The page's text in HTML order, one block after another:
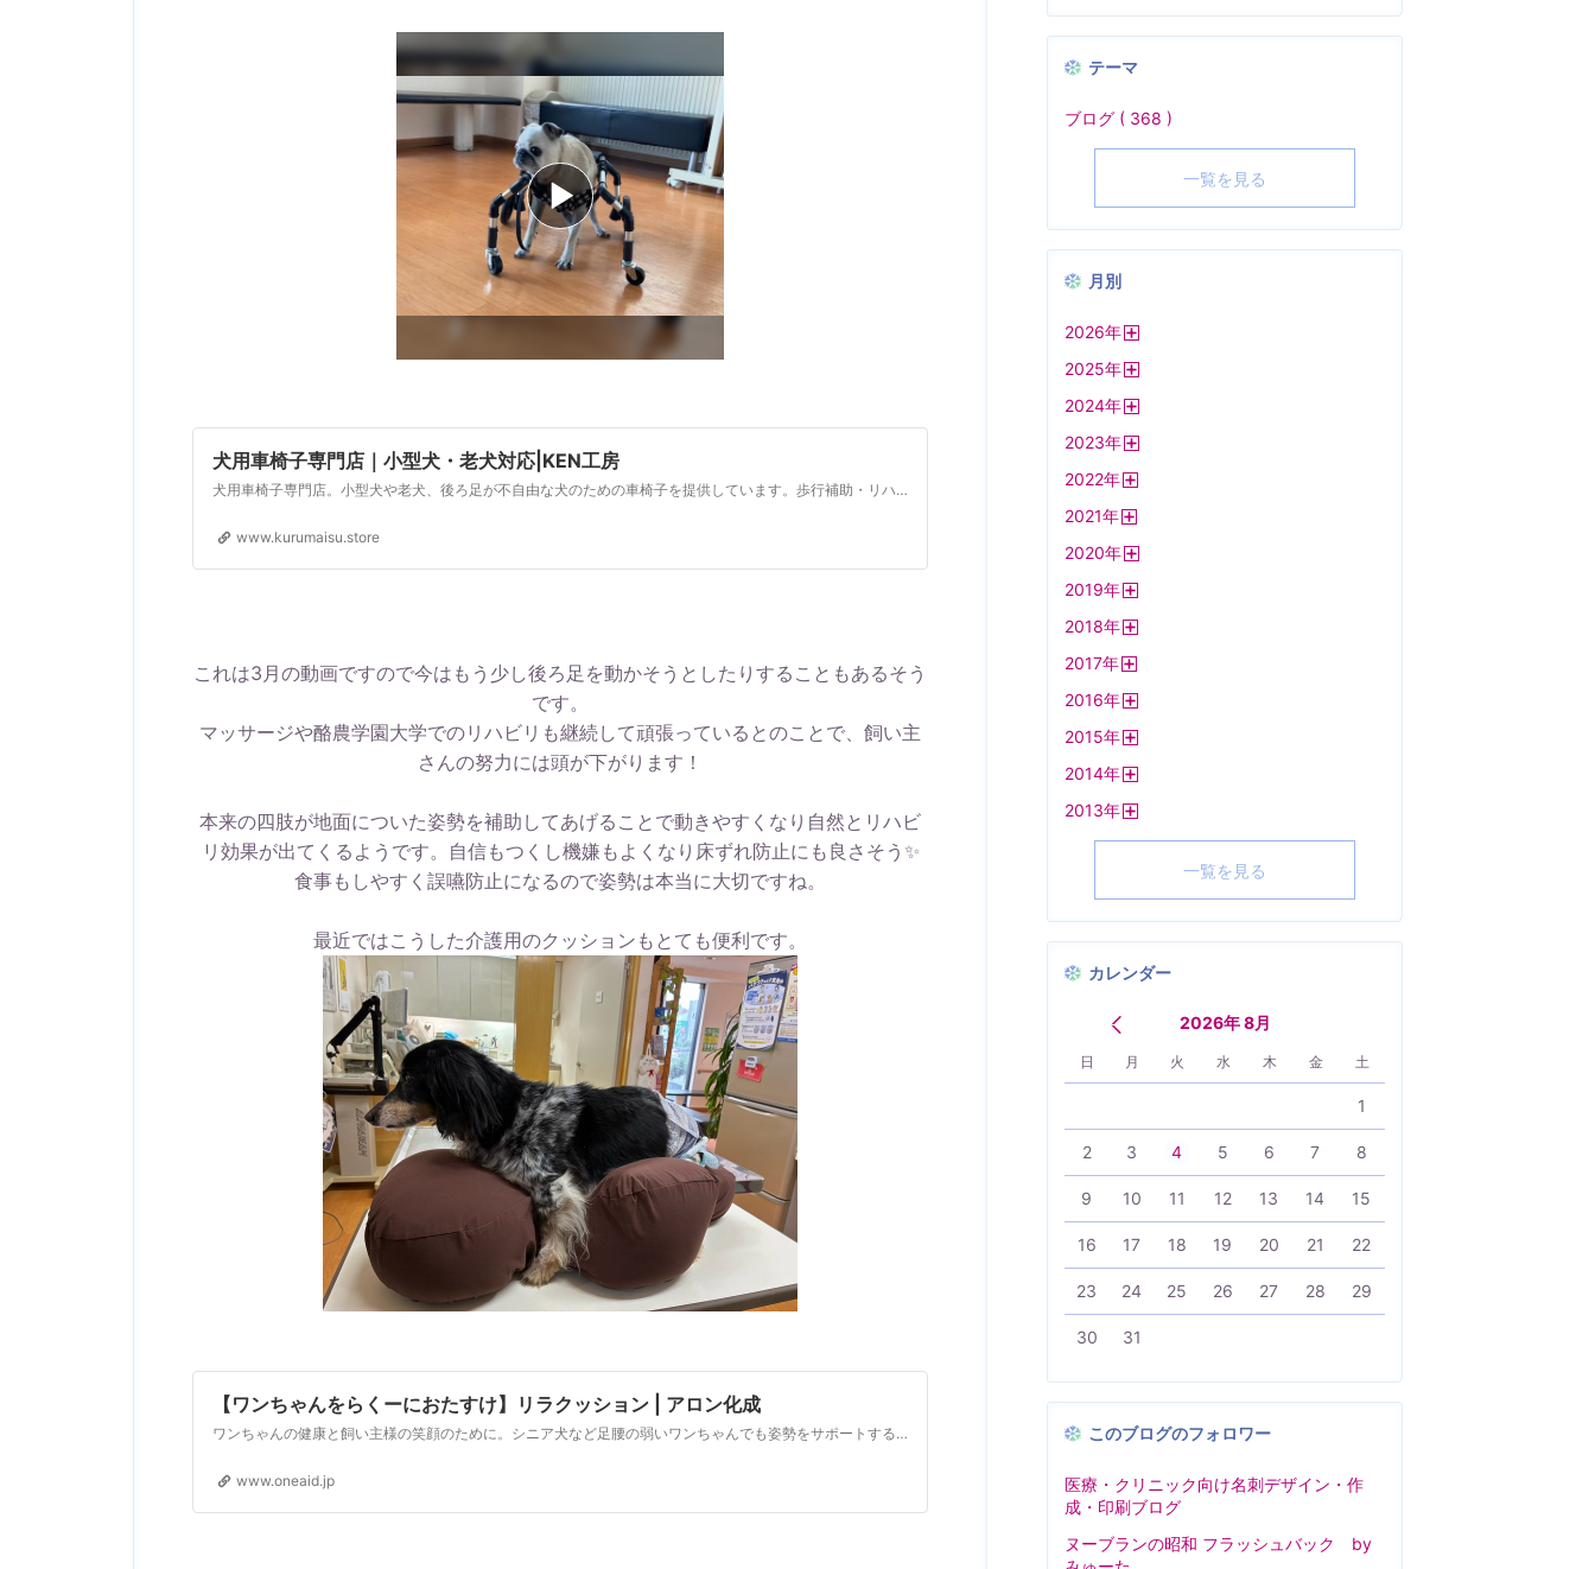
犬用車椅子専門店｜小型犬・老犬対応|KEN工房
犬用車椅子専門店。小型犬や老犬、後ろ足が不自由な犬のための車椅子を提供しています。歩行補助・リハビリに最適。愛犬の生活をサポートします。
www.kurumaisu.store
これは3月の動画ですので今はもう少し後ろ足を動かそうとしたりすることもあるそう
です。
マッサージや酪農学園大学でのリハビリも継続して頑張っているとのことで、飼い主
さんの努力には頭が下がります！
本来の四肢が地面についた姿勢を補助してあげることで動きやすくなり自然とリハビ
リ効果が出てくるようです。自信もつくし機嫌もよくなり床ずれ防止にも良さそう✨
食事もしやすく誤嚥防止になるので姿勢は本当に大切ですね。
最近ではこうした介護用のクッションもとても便利です。
【ワンちゃんをらくーにおたすけ】リラクッション | アロン化成
ワンちゃんの健康と飼い主様の笑顔のために。シニア犬など足腰の弱いワンちゃんでも姿勢をサポートするクッション | アロン化成
www.oneaid.jp
テーマ
ブログ ( 368 )
一覧を見る
月別
2026年
2025年
2024年
2023年
2022年
2021年
2020年
2019年
2018年
2017年
2016年
2015年
2014年
2013年
一覧を見る
カレンダー
2026年 8月
日 月 火 水 木 金 土
1
2 3 4 5 6 7 8
9 10 11 12 13 14 15
16 17 18 19 20 21 22
23 24 25 26 27 28 29
30 31
このブログのフォロワー
医療・クリニック向け名刺デザイン・作
成・印刷ブログ
ヌーブランの昭和 フラッシュバック by